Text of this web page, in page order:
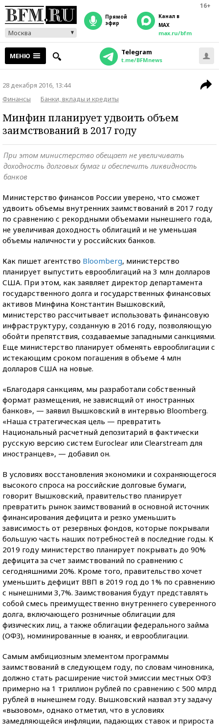
16+
Москва
прямой
эфир
Канал в
MAX
max.ru/bfm
МЕНЮ Telegram
t.me/BFMnews
28 декабря 2016, 13:44
Финансы
Банки, вклады и кредиты
Минфин планирует удвоить объем
заимствований в 2017 году
При этом министерство обещает не увеличивать
доходность долговых бумаг и обеспечить ликвидность
банков
Министерство финансов России уверено, что сможет
удвоить объемы внутренних заимствований в 2017 году
по сравнению с рекордными объемами нынешнего года,
не увеличивая доходность облигаций и не уменьшая
объемы наличности у российских банков.
Как пишет агентство Bloomberg, министерство
планирует выпустить еврооблигаций на 3 млн долларов
США. При этом, как заявляет директор департамента
государственного долга и государственных финансовых
активов Минфина Константин Вышковский,
министерство рассчитывает использовать финансовую
инфраструктуру, созданную в 2016 году, позволяющую
обойти препятствия, создаваемые западными санкциями.
Еще министерство планирует обменять еврооблигации с
истекающим сроком погашения в объеме 4 млн
долларов США на новые.
«Благодаря санкциям, мы разработали собственный
формат размещения, не зависящий от иностранных
банков», — заявил Вышковский в интервью Bloomberg.
«Наша стратегическая цель — превратить
Национальный расчетный депозитарий в фактически
русскую версию систем Euroclear или Clearstream для
иностранцев», — добавил он.
В условиях восстановления экономики и сохраняющегося
высокого спроса на российские долговые бумаги,
говорит Вышковский, правительство планирует
превратить рынок заимствований в основной источник
финансирования дефицита и резко уменьшить
зависимость от резервных фондов, которые покрывали
большую часть наших потребностей в последние годы. К
2019 году министерство планирует покрывать до 90%
дефицита за счет заимствований по сравнению с
сегодняшними 20%. Кроме того, правительство хочет
уменьшить дефицит ВВП в 2019 год до 1% по сравнению
с нынешними 3,7%. Заимствования будут представлять
собой смесь преимущественно внутреннего суверенного
долга, включающего розничные облигации для
физических лиц, а также облигации федерального займа
(ОФЗ), номинированные в юанях, и еврооблигации.
Самым амбициозным элементом программы
заимствований в следующем году, по словам чиновника,
должно стать расширение чистой эмиссии местных ОФЗ
примерно на 1 триллион рублей по сравнению с 500 млрд
рублей в нынешнем году. Вышковский назвал эту задачу
«вызовом», однако отметил, что в условиях
замедляющейся инфляции, падающих ставок и прироста